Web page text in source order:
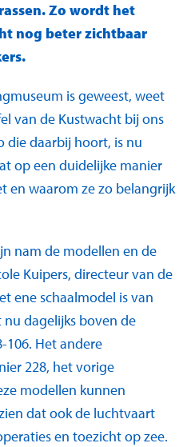
Zo wordt het
nog beter zichtbaar
is geweest, weet
van de Kustwacht bij ons
die daarbij hoort, is nu
op een duidelijke manier
en waarom ze zo belangrijk
nam de modellen en de
Kuipers, directeur van de
ene schaalmodel is van
dagelijks boven de
106. Het andere
228, het vorige
modellen kunnen
dat ook de luchtvaart
en toezicht op zee.